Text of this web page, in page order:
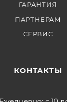
ГАРАНТИЯ
ПАРТНЕРАМ
СЕРВИС
КОНТАКТЫ